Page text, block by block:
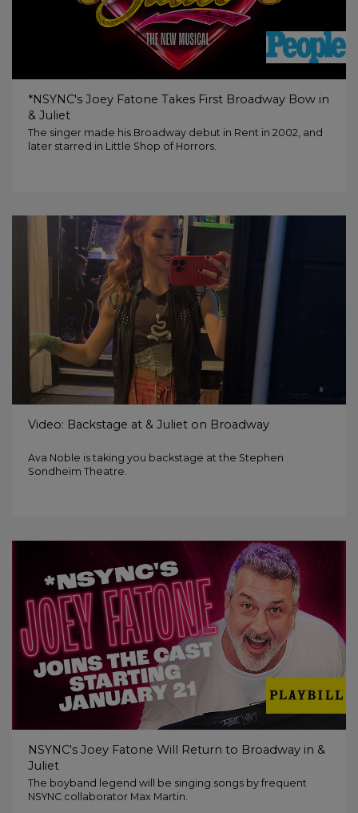
*NSYNC's Joey Fatone Takes First Broadway Bow in
& Juliet
The singer made his Broadway debut in Rent in 2002, and
later starred in Little Shop of Horrors.
Video: Backstage at & Juliet on Broadway
Ava Noble is taking you backstage at the Stephen
Sondheim Theatre.
NSYNC's Joey Fatone Will Return to Broadway in &
Juliet
The boyband legend will be singing songs by frequent
NSYNC collaborator Max Martin.